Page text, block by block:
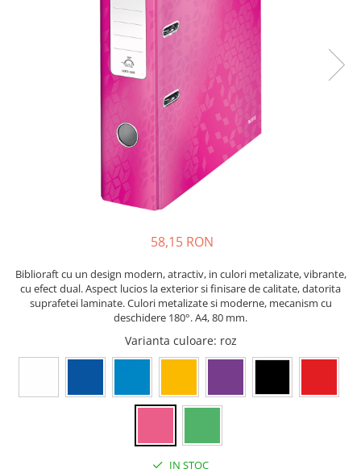
Bibliorafturi, caiete mecanice,
Capsatoare, capse si perforatoare
Caiete si blocnotesuri
Dosare, folii protectie si mape
Accesorii diverse pentru birou
Etichetare si ambalare
Arhivare si depozitare
Instrumente de scris
Pixuri cu gel
Stilouri
Seturi de scris Premium
Instrumente de scris eco
Creioane mecanice si grafit
Finelinere
Carioci si creioane colorate
58,15 RON
Biblioraft cu un design modern, atractiv, in culori metalizate, vibrante,
cu efect dual. Aspect lucios la exterior si finisare de calitate, datorita
suprafetei laminate. Culori metalizate si moderne, mecanism cu
deschidere 180°. A4, 80 mm.
Varianta culoare: roz
IN STOC